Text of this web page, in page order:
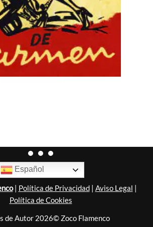
Español
| Política de Privacidad| Aviso Legal |
Política de Cookies
de Autor 2026© Zoco Flamenco